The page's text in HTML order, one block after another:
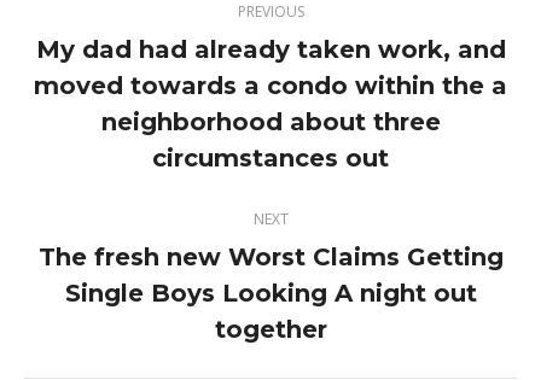
navigation
PREVIOUS
Previous
post:
My dad had already taken work, and
moved towards a condo within the a
neighborhood about three
circumstances out
NEXT
Next
post:
The fresh new Worst Claims Getting
Single Boys Looking A night out
together